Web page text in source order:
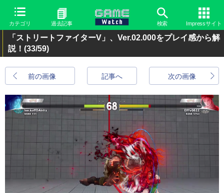
カテゴリ 過去記事 検索 Impressサイト
「ストリートファイターV」、Ver.02.000をプレイ感から解
説！ (33/59)
前の画像 次の画像
記事へ